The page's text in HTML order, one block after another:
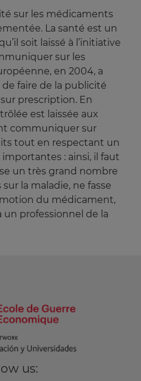
sur les médicaments
La santé est un
soit laissé à l’initiative
sur les
en 2004, a
faire de la publicité
prescription. En
est laissée aux
communiquer sur
tout en respectant un
: ainsi, il faut
un très grand nombre
la maladie, ne fasse
du médicament,
un professionnel de la
us: